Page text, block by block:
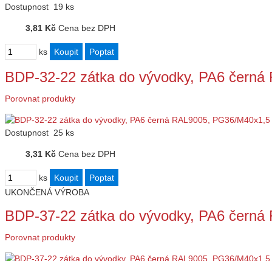
Dostupnost 19 ks
3,81 Kč Cena bez DPH
ks
BDP-32-22 zátka do vývodky, PA6
Porovnat produkty
Dostupnost 25 ks
3,31 Kč Cena bez DPH
ks
UKONČENÁ VÝROBA
BDP-37-22 zátka do vývodky, PA6
Porovnat produkty